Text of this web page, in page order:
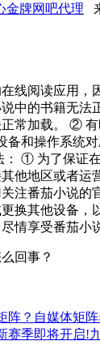
金牌网吧代理
应用，因其
中的书籍无
常加载。 ②
和操作系统
① 为了保证
他地区或者
注番茄小说
换其他设备，
，尽情享
阵？自媒体矩阵
赛季即将开启!